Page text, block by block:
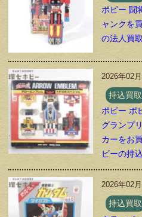
ポピー 闘
ャンクを
の法人買取
2026年02
持込買取
ポピー ポ
グランプ
カーをお
ビーの持
2026年02
持込買取